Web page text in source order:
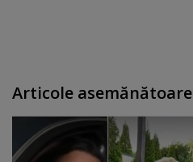
Articole asemănătoare